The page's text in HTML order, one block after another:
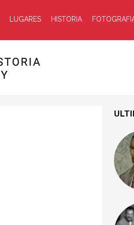
LUGARES HISTORIA